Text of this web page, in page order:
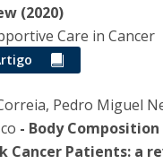
(2020)
Care in Cancer
Pedro Miguel
- Body
Cancer Patients: a